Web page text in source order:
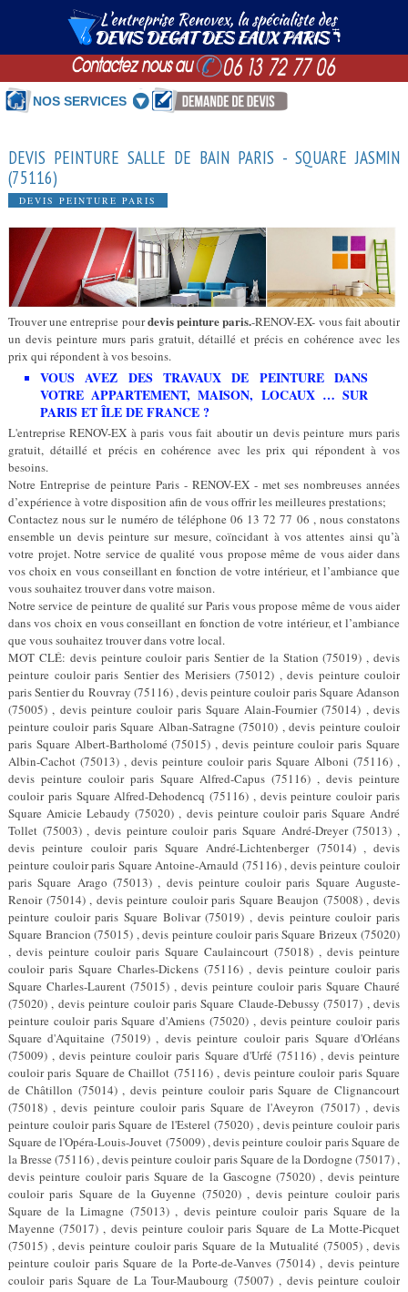
NOS SERVICES
DEVIS PEINTURE SALLE DE BAIN PARIS - SQUARE JASMIN
(75116)
DEVIS PEINTURE PARIS
Trouver une entreprise pourdevis peinture paris.-RENOV-EX- vous fait aboutir
un devis peinture murs paris gratuit, détaillé et précis en cohérence avec les
prix qui répondent à vos besoins.
VOUS AVEZ DES TRAVAUX DE PEINTURE DANS
VOTRE APPARTEMENT, MAISON, LOCAUX … SUR
PARIS ET ÎLE DE FRANCE ?
L'entreprise RENOV-EX à paris vous fait aboutir un devis peinture murs paris
gratuit, détaillé et précis en cohérence avec les prix qui répondent à vos
besoins.
Notre Entreprise de peinture Paris - RENOV-EX - met ses nombreuses années
d’expérience à votre disposition afin de vous offrir les meilleures prestations;
Contactez nous sur le numéro de téléphone 06 13 72 77 06 , nous constatons
ensemble un devis peinture sur mesure, coïncidant à vos attentes ainsi qu’à
votre projet. Notre service de qualité vous propose même de vous aider dans
vos choix en vous conseillant en fonction de votre intérieur, et l’ambiance que
vous souhaitez trouver dans votre maison.
Notre service de peinture de qualité sur Paris vous propose même de vous aider
dans vos choix en vous conseillant en fonction de votre intérieur, et l’ambiance
que vous souhaitez trouver dans votre local.
MOT CLÉ: devis peinture couloir paris Sentier de la Station (75019) , devis
peinture couloir paris Sentier des Merisiers (75012) , devis peinture couloir
paris Sentier du Rouvray (75116) , devis peinture couloir paris Square Adanson
(75005) , devis peinture couloir paris Square Alain-Fournier (75014) , devis
peinture couloir paris Square Alban-Satragne (75010) , devis peinture couloir
paris Square Albert-Bartholomé (75015) , devis peinture couloir paris Square
Albin-Cachot (75013) , devis peinture couloir paris Square Alboni (75116) ,
devis peinture couloir paris Square Alfred-Capus (75116) , devis peinture
couloir paris Square Alfred-Dehodencq (75116) , devis peinture couloir paris
Square Amicie Lebaudy (75020) , devis peinture couloir paris Square André
Tollet (75003) , devis peinture couloir paris Square André-Dreyer (75013) ,
devis peinture couloir paris Square André-Lichtenberger (75014) , devis
peinture couloir paris Square Antoine-Arnauld (75116) , devis peinture couloir
paris Square Arago (75013) , devis peinture couloir paris Square Auguste-
Renoir (75014) , devis peinture couloir paris Square Beaujon (75008) , devis
peinture couloir paris Square Bolivar (75019) , devis peinture couloir paris
Square Brancion (75015) , devis peinture couloir paris Square Brizeux (75020)
, devis peinture couloir paris Square Caulaincourt (75018) , devis peinture
couloir paris Square Charles-Dickens (75116) , devis peinture couloir paris
Square Charles-Laurent (75015) , devis peinture couloir paris Square Chauré
(75020) , devis peinture couloir paris Square Claude-Debussy (75017) , devis
peinture couloir paris Square d'Amiens (75020) , devis peinture couloir paris
Square d'Aquitaine (75019) , devis peinture couloir paris Square d'Orléans
(75009) , devis peinture couloir paris Square d'Urfé (75116) , devis peinture
couloir paris Square de Chaillot (75116) , devis peinture couloir paris Square
de Châtillon (75014) , devis peinture couloir paris Square de Clignancourt
(75018) , devis peinture couloir paris Square de l'Aveyron (75017) , devis
peinture couloir paris Square de l'Esterel (75020) , devis peinture couloir paris
Square de l'Opéra-Louis-Jouvet (75009) , devis peinture couloir paris Square de
la Bresse (75116) , devis peinture couloir paris Square de la Dordogne (75017) ,
devis peinture couloir paris Square de la Gascogne (75020) , devis peinture
couloir paris Square de la Guyenne (75020) , devis peinture couloir paris
Square de la Limagne (75013) , devis peinture couloir paris Square de la
Mayenne (75017) , devis peinture couloir paris Square de La Motte-Picquet
(75015) , devis peinture couloir paris Square de la Mutualité (75005) , devis
peinture couloir paris Square de la Porte-de-Vanves (75014) , devis peinture
couloir paris Square de La Tour-Maubourg (75007) , devis peinture couloir